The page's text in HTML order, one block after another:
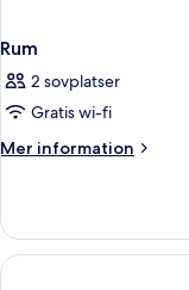
Rum
2 sovplatser
Gratis wi-fi
Mer information
Mer